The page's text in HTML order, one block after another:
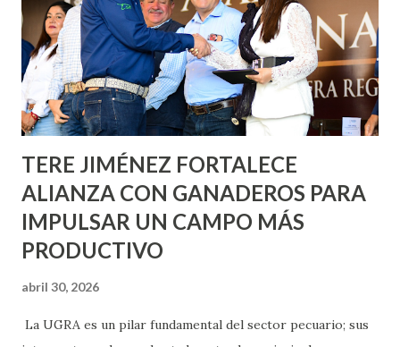
lo que se aplicará pintura en 66 casas. Posteriormente se
llevará este programa a Villas de Nuestra Señora de la
Asunción, Avenida Alameda y Decreto 27 de Septiembre, en
los edificios FOVISSSTE Ojo de Agua, en la comunidad
Norias de Paso Hondo y en los edificios de...
TERE JIMÉNEZ FORTALECE
ALIANZA CON GANADEROS PARA
IMPULSAR UN CAMPO MÁS
PRODUCTIVO
abril 30, 2026
La UGRA es un pilar fundamental del sector pecuario; sus